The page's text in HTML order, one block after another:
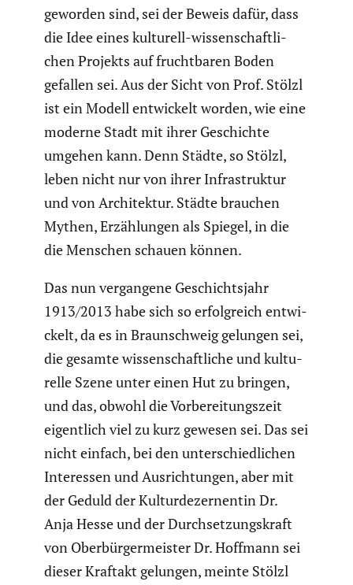
geworden sind, sei der Beweis dafür, dass
die Idee eines kulturell-wissen­schaft­li­
chen Projekts auf frucht­baren Boden
gefallen sei. Aus der Sicht von Prof. Stölzl
ist ein Modell entwi­ckelt worden, wie eine
moderne Stadt mit ihrer Geschichte
umgehen kann. Denn Städte, so Stölzl,
leben nicht nur von ihrer Infra­struktur
und von Archi­tektur. Städte brauchen
Mythen, Erzäh­lungen als Spiegel, in die
die Menschen schauen können.
Das nun vergan­gene Geschichts­jahr
1913/2013 habe sich so erfolg­reich entwi­
ckelt, da es in Braun­schweig gelungen sei,
die gesamte wissen­schaft­liche und kultu­
relle Szene unter einen Hut zu bringen,
und das, obwohl die Vorbe­rei­tungs­zeit
eigent­lich viel zu kurz gewesen sei. Das sei
nicht einfach, bei den unter­schied­li­chen
Inter­essen und Ausrich­tungen, aber mit
der Geduld der Kultur­de­zer­nentin Dr.
Anja Hesse und der Durch­set­zungs­kraft
von Oberbür­ger­meister Dr. Hoffmann sei
dieser Kraftakt gelungen, meinte Stölzl